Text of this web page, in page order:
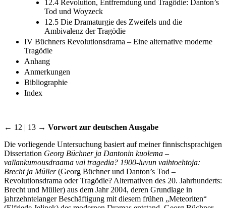
12.4 Revolution, Entfremdung und Tragödie: Danton’s
Tod und Woyzeck
12.5 Die Dramaturgie des Zweifels und die
Ambivalenz der Tragödie
IV Büchners Revolutionsdrama – Eine alternative moderne
Tragödie
Anhang
Anmerkungen
Bibliographie
Index
← 12 | 13 → Vorwort zur deutschen Ausgabe
Die vorliegende Untersuchung basiert auf meiner finnischsprachigen
Dissertation Georg Büchner ja Dantonin kuolema –
vallankumousdraama vai tragedia? 1900-luvun vaihtoehtoja:
Brecht ja Müller(Georg Büchner und Danton’s Tod –
Revolutionsdrama oder Tragödie? Alternativen des 20. Jahrhunderts:
Brecht und Müller) aus dem Jahr 2004, deren Grundlage in
jahrzehntelanger Beschäftigung mit diesem frühen „Meteoriten“